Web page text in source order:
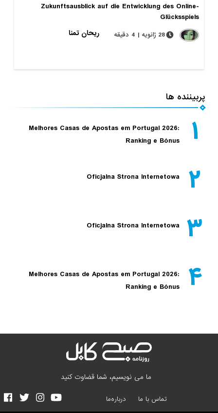
Zukunftsausblick auf die Entwicklung des Online-
Glücksspiels
ریحان تمنا
28 ژانویه | 4 دقیقه
پربیننده ها
۱
Melhores Casas de Apostas em Portugal 2026:
Ranking e Bónus
۲ Oficjalna Strona Internetowa
۳ Oficjalna Strona Internetowa
۴
Melhores Casas de Apostas em Portugal 2026:
Ranking e Bónus
ما می نویسیم، شما قضاوت کنید
تماس با ما درباره‌ما